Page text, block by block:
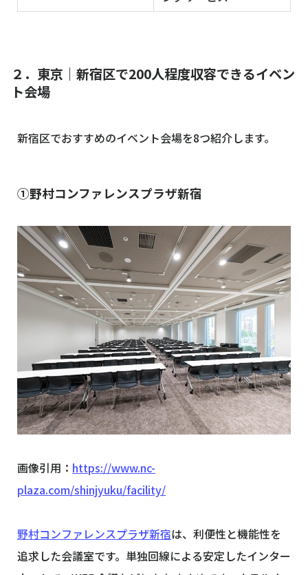
２．東京｜新宿区で200人程度収容できるイベン
ト会場
新宿区でおすすめのイベント会場を8つ紹介します。
①野村コンファレンスプラザ新宿
画像引用： https://www.nc-
plaza.com/shinjyuku/facility/
野村コンファレンスプラザ新宿は、利便性と機能性を
追求した会議室です。単独回線による安定したインター